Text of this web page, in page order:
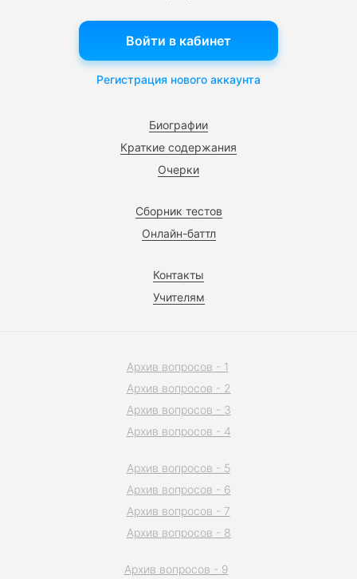
Биографии
Краткие содержания
Очерки
Сборник тестов
Онлайн-баттл
Контакты
Учителям
Войти в кабинет
Регистрация нового аккаунта
Архив вопросов - 1
Архив вопросов - 2
Архив вопросов - 3
Архив вопросов - 4
Архив вопросов - 5
Архив вопросов - 6
Архив вопросов - 7
Архив вопросов - 8
Архив вопросов - 9